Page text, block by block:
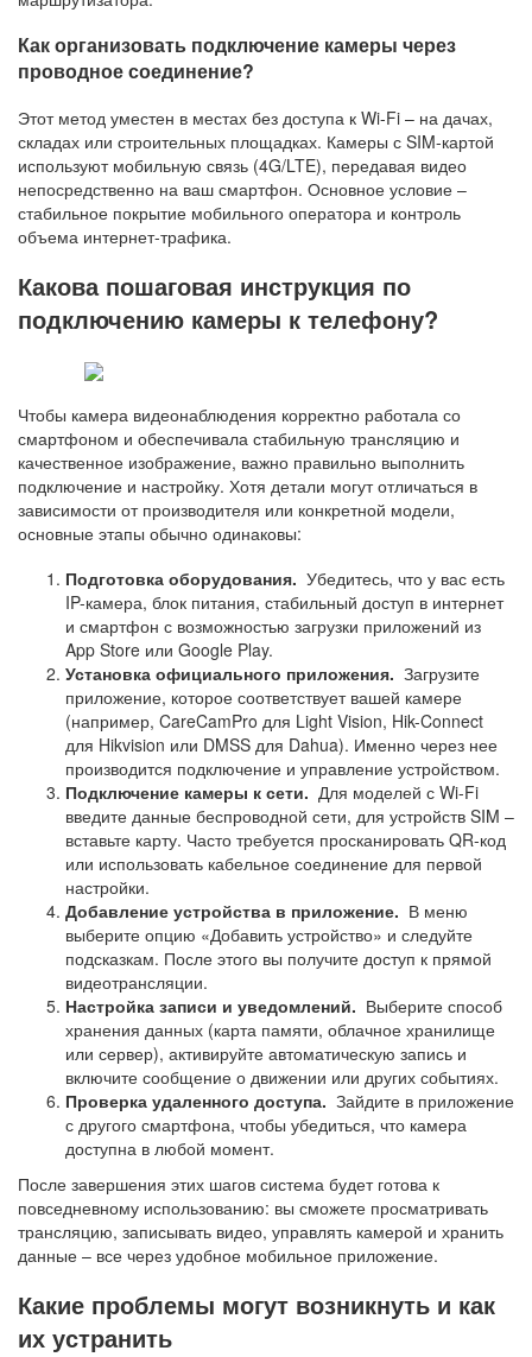
Как организовать подключение камеры через
проводное соединение?
Этот метод уместен в местах без доступа к Wi-Fi – на дачах,
складах или строительных площадках. Камеры с SIM-картой
используют мобильную связь (4G/LTE), передавая видео
непосредственно на ваш смартфон. Основное условие –
стабильное покрытие мобильного оператора и контроль
объема интернет-трафика.
Какова пошаговая инструкция по
подключению камеры к телефону?
Чтобы камера видеонаблюдения корректно работала со
смартфоном и обеспечивала стабильную трансляцию и
качественное изображение, важно правильно выполнить
подключение и настройку. Хотя детали могут отличаться в
зависимости от производителя или конкретной модели,
основные этапы обычно одинаковы:
Подготовка оборудования. Убедитесь, что у вас есть
IP-камера, блок питания, стабильный доступ в интернет
и смартфон с возможностью загрузки приложений из
App Store или Google Play.
Установка официального приложения. Загрузите
приложение, которое соответствует вашей камере
(например, CareCamPro для Light Vision, Hik-Connect
для Hikvision или DMSS для Dahua). Именно через нее
производится подключение и управление устройством.
Подключение камеры к сети. Для моделей с Wi-Fi
введите данные беспроводной сети, для устройств SIM –
вставьте карту. Часто требуется просканировать QR-код
или использовать кабельное соединение для первой
настройки.
Добавление устройства в приложение. В меню
выберите опцию «Добавить устройство» и следуйте
подсказкам. После этого вы получите доступ к прямой
видеотрансляции.
Настройка записи и уведомлений. Выберите способ
хранения данных (карта памяти, облачное хранилище
или сервер), активируйте автоматическую запись и
включите сообщение о движении или других событиях.
Проверка удаленного доступа. Зайдите в приложение
с другого смартфона, чтобы убедиться, что камера
доступна в любой момент.
После завершения этих шагов система будет готова к
повседневному использованию: вы сможете просматривать
трансляцию, записывать видео, управлять камерой и хранить
данные – все через удобное мобильное приложение.
Какие проблемы могут возникнуть и как
их устранить